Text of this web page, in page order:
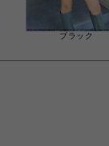
ブラック